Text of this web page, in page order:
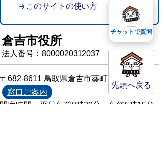
先頭へ戻る
このサイトの使い方
倉吉市役所
法人番号：8000020312037
〒682-8611 鳥取県倉吉市葵町722
窓口ご案内
開庁時間：平日午前8時30分～午後5時15分
チャットで質問